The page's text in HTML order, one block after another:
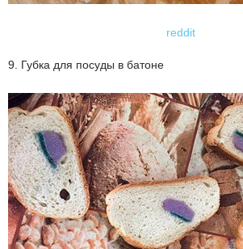
reddit
9. Губка для посуды в батоне